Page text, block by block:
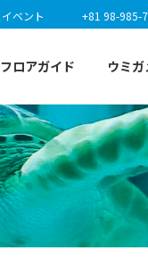
イベント +81 98-985-
フロアガイド ウミ